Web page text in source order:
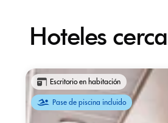
Hoteles
Escritorio en habitación
Pase de piscina incluido